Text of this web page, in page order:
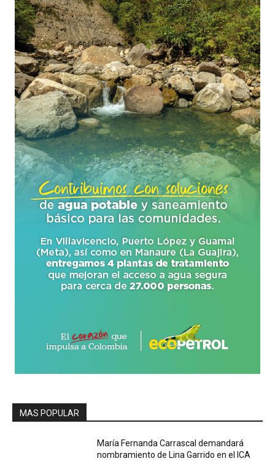
MAS POPULAR
María Fernanda Carrascal demandará
nombramiento de Lina Garrido en el ICA